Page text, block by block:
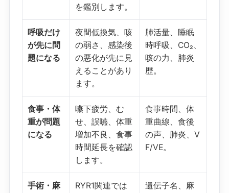
を鑑別します。
呼吸だけ
が先に問
題になる
夜間低換気、咳
の弱さ、感染後
の悪化が先に見
えることがあり
ます。
肺活量、睡眠
時呼吸、CO₂、
咳の力、肺炎
歴。
食事・体
重が問題
になる
嚥下疲労、む
せ、誤嚥、体重
増加不良、食事
時間延長を確認
します。
食事時間、体
重曲線、食後
の声、肺炎、V
F/VE。
手術・麻
RYR1関連では
遺伝子名、麻